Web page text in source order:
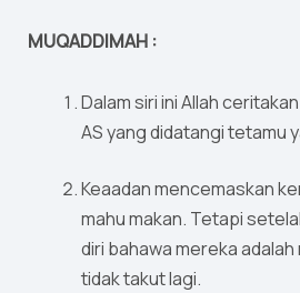
MUQADDIMAH :
Dalam siri ini Allah
AS yang didatangi tetamu
Keaadan mencemaskan
mahu makan. Tetapi
diri bahawa mereka adalah
tidak takut lagi.